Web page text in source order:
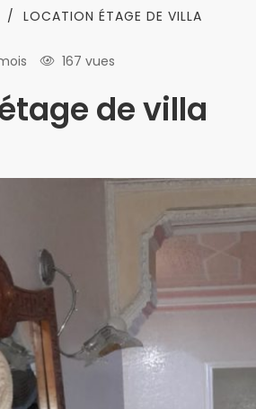
/ LOCATION ÉTAGE DE VILLA
167 vues
de villa